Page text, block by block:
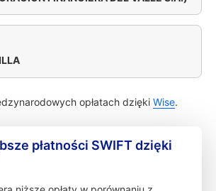
opłatach dzięki Wise.
płatności SWIFT dzięki